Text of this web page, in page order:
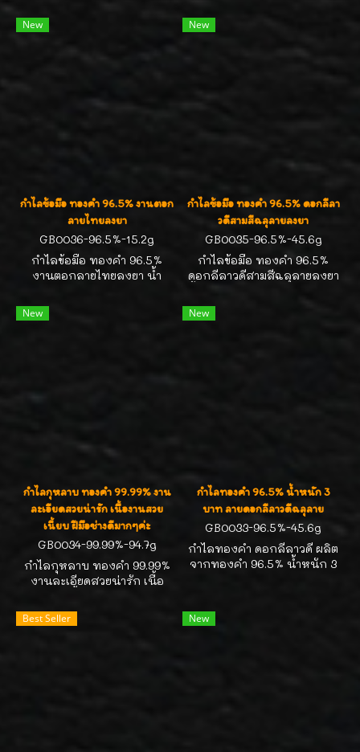
ข้อมือ 16.5-17.5cm น่าสะสม
New
กำไลข้อมือ ทองคำ 96.5% งานตอก
ลายไทยลงยา
GB0036-96.5%-15.2g
กำไลข้อมือ ทองคำ 96.5%
งานตอกลายไทยลงยา น้ำ
บาททองคำ สำหรับข้อมือ
15.5-16.0cm น่ารักมั่กๆค่ะ
New
กำไลข้อมือ ทองคำ 96.5% ดอกลีลา
วดีสามสีฉลุลายลงยา
GB0035-96.5%-45.6g
กำไลข้อมือ ทองคำ 96.5%
ดอกลีลาวดีสามสีฉลุลายลงยา
3 บาททองคำ สำหรับข้อมือ
15.5-16.0cm น่ารักมั่กๆค่ะ
New
กำไลกุหลาบ ทองคำ 99.99% งาน
ละเอียดสวยน่ารัก เนื้องานสวย
เนี้ยบ ฝีมือช่างดีมากๆค่ะ
GB0034-99.99%-94.7g
กำไลกุหลาบ ทองคำ 99.99%
งานละเอียดสวยน่ารัก เนื้อ
ค่ะ น้ำหนักทอง 94.7g หรือ
6.24 บาททองคำ รอบวง 16.0-
New
กำไลทองคำ 96.5% น้ำหนัก 3
บาท ลายดอกลีลาวดีฉลุลาย
GB0033-96.5%-45.6g
กำไลทองคำ ดอกลีลาวดี ผลิต
จากทองคำ 96.5% น้ำหนัก 3
วงใน 5.2cm สินค้าพร้อม
จำหน่ายน่ารักมั่กๆจ้ะ มีจำกัด
Best Seller New